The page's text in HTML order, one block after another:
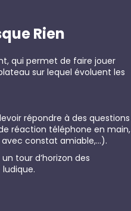
Rien
qui permet de faire jouer
sur lequel évoluent les
répondre à des questions
réaction téléphone en main,
constat amiable,…).
tour d’horizon des